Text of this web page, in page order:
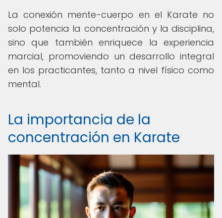
La conexión mente-cuerpo en el Karate no
solo potencia la concentración y la disciplina,
sino que también enriquece la experiencia
marcial, promoviendo un desarrollo integral
en los practicantes, tanto a nivel físico como
mental.
La importancia de la
concentración en Karate